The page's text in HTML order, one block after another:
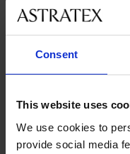
Consent
This website uses
We use cookies to
provide social media
Výhodné poštovné
491 204 304
info@astratex.cz